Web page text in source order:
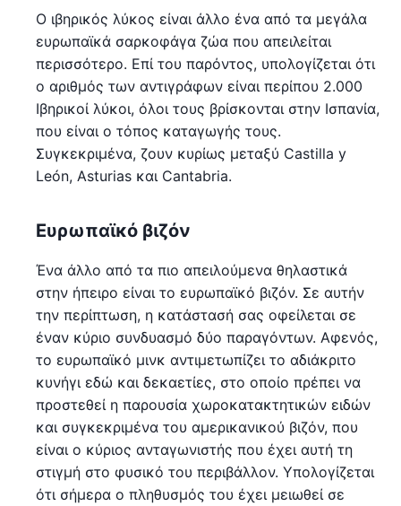
Ο ιβηρικός λύκος είναι άλλο ένα από τα μεγάλα
ευρωπαϊκά σαρκοφάγα ζώα που απειλείται
περισσότερο. Επί του παρόντος, υπολογίζεται ότι
ο αριθμός των αντιγράφων είναι περίπου 2.000
Ιβηρικοί λύκοι, όλοι τους βρίσκονται στην Ισπανία,
που είναι ο τόπος καταγωγής τους.
Συγκεκριμένα, ζουν κυρίως μεταξύ Castilla y
León, Asturias και Cantabria.
Ευρωπαϊκό βιζόν
Ένα άλλο από τα πιο απειλούμενα θηλαστικά
στην ήπειρο είναι το ευρωπαϊκό βιζόν. Σε αυτήν
την περίπτωση, η κατάστασή σας οφείλεται σε
έναν κύριο συνδυασμό δύο παραγόντων. Αφενός,
το ευρωπαϊκό μινκ αντιμετωπίζει το αδιάκριτο
κυνήγι εδώ και δεκαετίες, στο οποίο πρέπει να
προστεθεί η παρουσία χωροκατακτητικών ειδών
και συγκεκριμένα του αμερικανικού βιζόν, που
είναι ο κύριος ανταγωνιστής που έχει αυτή τη
στιγμή στο φυσικό του περιβάλλον. Υπολογίζεται
ότι σήμερα ο πληθυσμός του έχει μειωθεί σε